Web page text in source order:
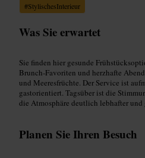
#StylischesInterieur
Was Sie erwartet
Sie finden hier gesunde
Brunch‑Favoriten und herzhafte
und Meeresfrüchte. Der Service ist
gastorientiert. Tagsüber ist die
die Atmosphäre deutlich lebhafter und
Planen Sie Ihren Besuch